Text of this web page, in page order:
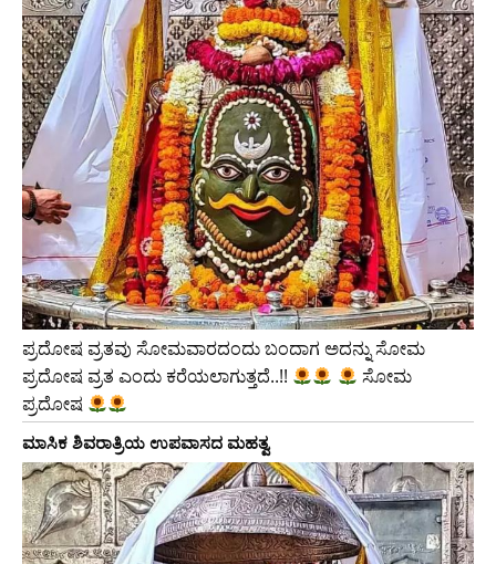
ಪ್ರದೋಷ ವ್ರತವು ಸೋಮವಾರದಂದು ಬಂದಾಗ ಅದನ್ನು ಸೋಮ
ಪ್ರದೋಷ ವ್ರತ ಎಂದು ಕರೆಯಲಾಗುತ್ತದೆ..!!
ಸೋಮ
ಪ್ರದೋಷ
ಮಾಸಿಕ ಶಿವರಾತ್ರಿಯ ಉಪವಾಸದ ಮಹತ್ವ